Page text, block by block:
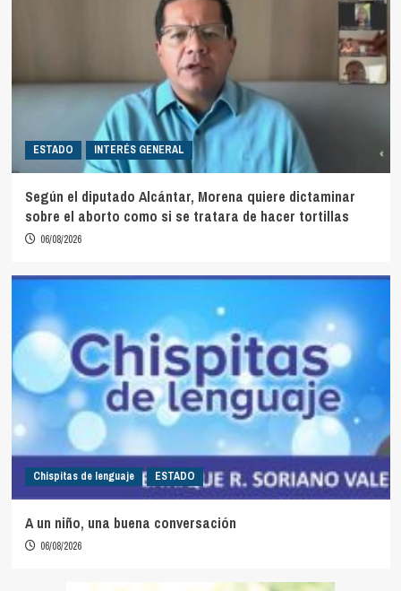
ESTADO INTERÉS GENERAL
Según el diputado Alcántar, Morena quiere dictaminar
sobre el aborto como si se tratara de hacer tortillas
06/08/2026
Chispitas de lenguaje ESTADO
A un niño, una buena conversación
06/08/2026